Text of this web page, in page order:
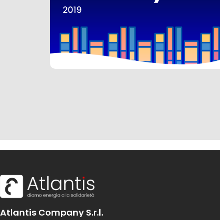
Atlantis Company S.r.l.